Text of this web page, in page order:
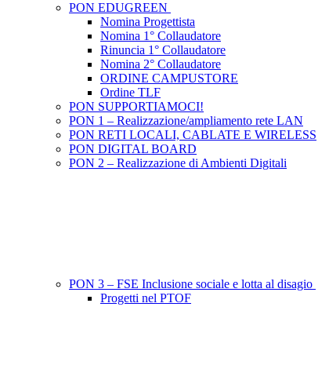
PON EDUGREEN
Nomina Progettista
Nomina 1° Collaudatore
Rinuncia 1° Collaudatore
Nomina 2° Collaudatore
ORDINE CAMPUSTORE
Ordine TLF
PON SUPPORTIAMOCI!
PON 1 – Realizzazione/ampliamento rete LAN
PON RETI LOCALI, CABLATE E WIRELESS
PON DIGITAL BOARD
PON 2 – Realizzazione di Ambienti Digitali
PON 3 – FSE Inclusione sociale e lotta al disagio
Progetti nel PTOF